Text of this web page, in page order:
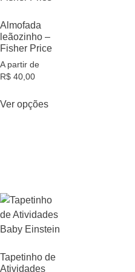
Almofada
leãozinho –
Fisher Price
A partir de
R$ 40,00
Ver opções
Tapetinho de
Atividades